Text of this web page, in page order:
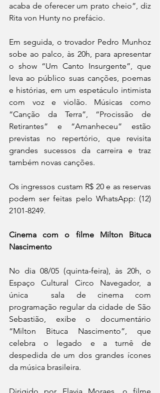
acaba de oferecer um prato cheio”, diz
Rita von Hunty no prefácio.
Em seguida, o trovador Pedro Munhoz
sobe ao palco, às 20h, para apresentar
o show “Um Canto Insurgente”, que
leva ao público suas canções, poemas
e histórias, em um espetáculo intimista
com voz e violão. Músicas como
“Canção da Terra”, “Procissão de
Retirantes” e “Amanheceu” estão
previstas no repertório, que revisita
grandes sucessos da carreira e traz
também novas canções.
Os ingressos custam R$ 20 e as reservas
podem ser feitas pelo WhatsApp: (12)
2101-8249.
Cinema com o filme Milton Bituca
Nascimento
No dia 08/05 (quinta-feira), às 20h, o
Espaço Cultural Circo Navegador, a
única  sala de cinema com
programação regular da cidade de São
Sebastião, exibe o documentário
“Milton Bituca Nascimento”, que
celebra o legado e a turnê de
despedida de um dos grandes ícones
da música brasileira.